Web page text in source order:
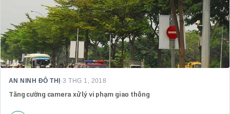
AN NINH ĐÔ THỊ ·3 THG 1, 2018
Tăng cường camera xử lý vi phạm giao thông